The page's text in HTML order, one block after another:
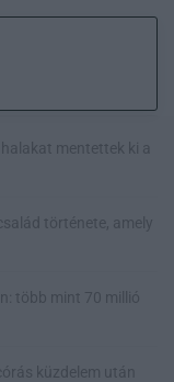
mentettek ki a
története, amely
több mint 70 millió
küzdelem után